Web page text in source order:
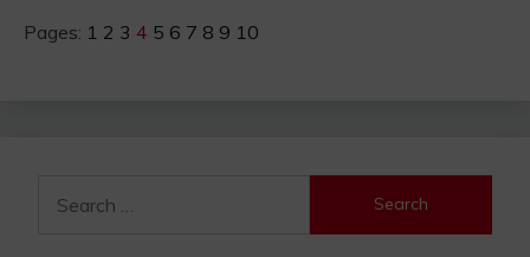
Pages: 1 2 3 4 5 6 7 8 9 10
for: